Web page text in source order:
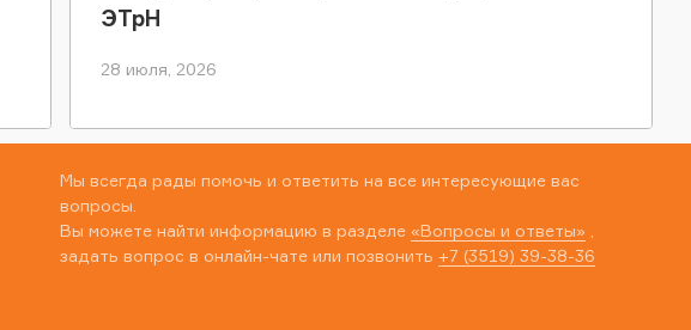
ЭТрН
28 июля, 2026
Мы всегда рады помочь и ответить на все интересующие вас
вопросы.
Вы можете найти информацию в разделе «Вопросы и ответы»
задать вопрос в онлайн-чате или позвонить +7 (3519) 39-38-36